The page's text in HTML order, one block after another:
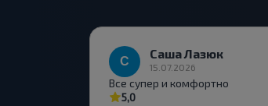
Саша Лазюк
15.07.2026
Все супер и комфортно
5,0